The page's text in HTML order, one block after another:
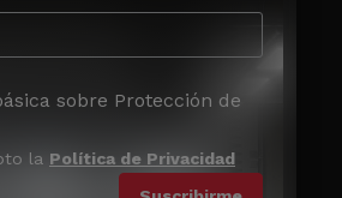
sobre Protección de
la Política de Privacidad